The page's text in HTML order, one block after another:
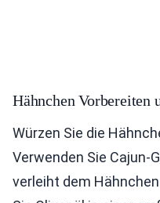
Hähnchen Vorbereiten
Würzen Sie die
Verwenden Sie Cajun-
verleiht dem